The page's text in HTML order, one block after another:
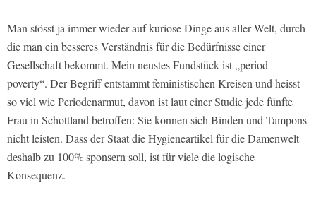
Man stösst ja immer wieder auf kuriose Dinge aus aller Welt, durch
die man ein besseres Verständnis für die Bedürfnisse einer
Gesellschaft bekommt. Mein neustes Fundstück ist „period
poverty“. Der Begriff entstammt feministischen Kreisen und heisst
so viel wie Periodenarmut, davon ist laut einer Studie jede fünfte
Frau in Schottland betroffen: Sie können sich Binden und Tampons
nicht leisten. Dass der Staat die Hygieneartikel für die Damenwelt
deshalb zu 100% sponsern soll, ist für viele die logische
Konsequenz.